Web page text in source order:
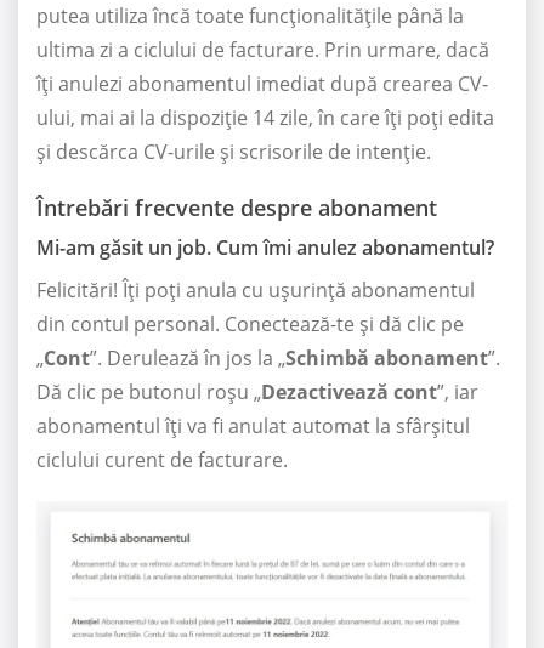
putea utiliza încă toate funcționalitățile până la
ultima zi a ciclului de facturare. Prin urmare, dacă
îți anulezi abonamentul imediat după crearea CV-
ului, mai ai la dispoziție 14 zile, în care îți poți edita
și descărca CV-urile și scrisorile de intenție.
Întrebări frecvente despre abonament
Mi-am găsit un job. Cum îmi anulez abonamentul?
Felicitări! Îți poți anula cu ușurință abonamentul
din contul personal. Conectează-te și dă clic pe
„Cont”. Derulează în jos la „Schimbă abonament”.
Dă clic pe butonul roșu „Dezactivează cont”, iar
abonamentul îți va fi anulat automat la sfârșitul
ciclului curent de facturare.